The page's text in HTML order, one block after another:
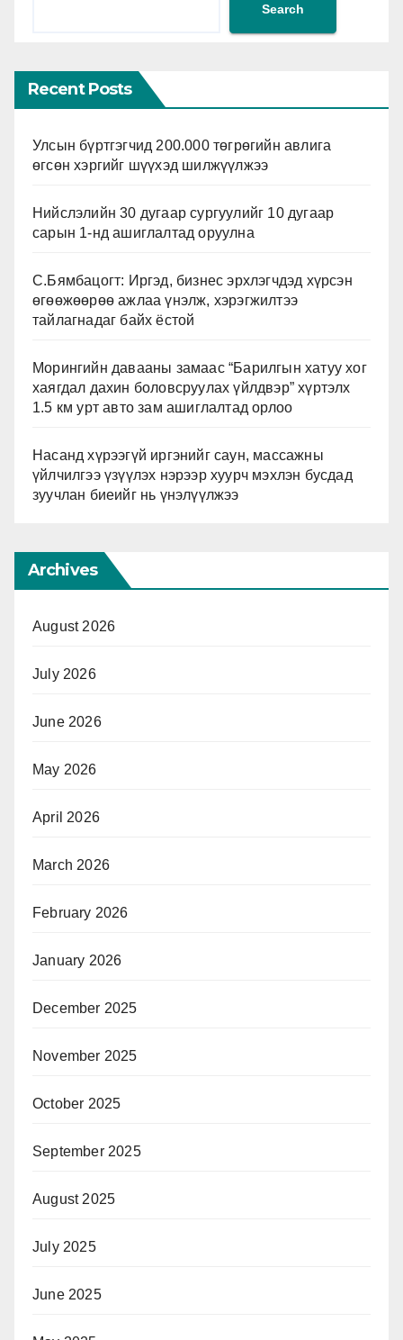
Search
Recent Posts
Улсын бүртгэгчид 200.000 төгрөгийн авлига
өгсөн хэргийг шүүхэд шилжүүлжээ
Нийслэлийн 30 дугаар сургуулийг 10 дугаар
сарын 1-нд ашиглалтад оруулна
С.Бямбацогт: Иргэд, бизнес эрхлэгчдэд хүрсэн
өгөөжөөрөө ажлаа үнэлж, хэрэгжилтээ
тайлагнадаг байх ёстой
Морингийн давааны замаас “Барилгын хатуу хог
хаягдал дахин боловсруулах үйлдвэр” хүртэлх
1.5 км урт авто зам ашиглалтад орлоо
Насанд хүрээгүй иргэнийг саун, массажны
үйлчилгээ үзүүлэх нэрээр хуурч мэхлэн бусдад
зуучлан биеийг нь үнэлүүлжээ
Archives
August 2026
July 2026
June 2026
May 2026
April 2026
March 2026
February 2026
January 2026
December 2025
November 2025
October 2025
September 2025
August 2025
July 2025
June 2025